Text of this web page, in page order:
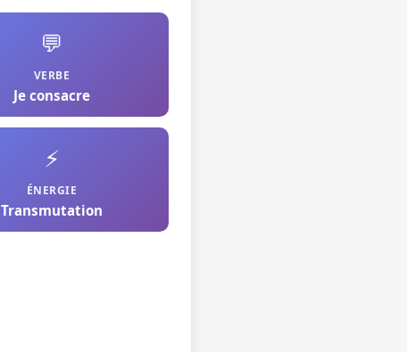
💬
VERBE
Je consacre
⚡
ÉNERGIE
Transmutation